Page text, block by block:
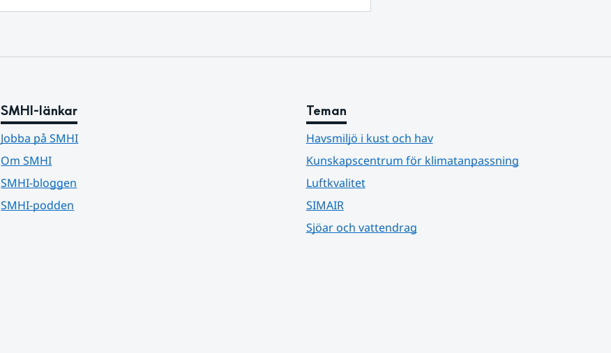
SMHI-länkar
Jobba på SMHI
Om SMHI
SMHI-bloggen
SMHI-podden
Teman
Havsmiljö i kust och hav
Kunskapscentrum för klimatanpassning
Luftkvalitet
SIMAIR
Sjöar och vattendrag